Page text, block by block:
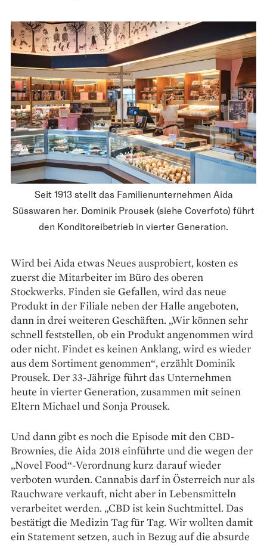
Seit 1913 stellt das Familienunternehmen Aida
Süsswaren her. Dominik Prousek (siehe Coverfoto) führt
den Konditoreibetrieb in vierter Generation.
Wird bei Aida etwas Neues ausprobiert, kosten es
zuerst die Mitarbeiter im Büro des oberen
Stockwerks. Finden sie Gefallen, wird das neue
Produkt in der Filiale neben der Halle angeboten,
dann in drei weiteren Geschäften. „Wir können sehr
schnell feststellen, ob ein Produkt angenommen wird
oder nicht. Findet es keinen Anklang, wird es wieder
aus dem Sortiment genommen“, erzählt Dominik
Prousek. Der 33-Jährige führt das Unternehmen
heute in vierter Generation, zusammen mit seinen
Eltern Michael und Sonja Prousek.
Und dann gibt es noch die Episode mit den CBD-
Brownies, die Aida 2018 einführte und die wegen der
„Novel Food“-Verordnung kurz darauf wieder
verboten wurden. Cannabis darf in Österreich nur als
Rauchware verkauft, nicht aber in Lebensmitteln
verarbeitet werden. „CBD ist kein Suchtmittel. Das
bestätigt die Medizin Tag für Tag. Wir wollten damit
ein Statement setzen, auch in Bezug auf die absurde